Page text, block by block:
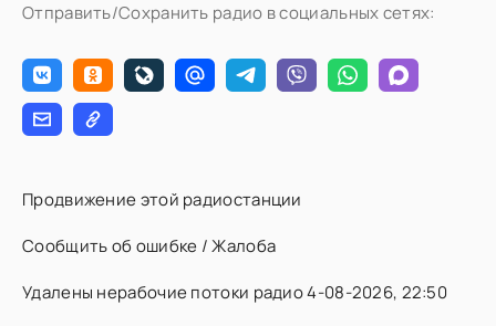
Отправить/Сохранить радио в социальных сетях:
Продвижение этой радиостанции
Сообщить об ошибке / Жалоба
Удалены нерабочие потоки радио 4-08-2026, 22:50